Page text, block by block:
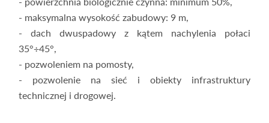
- maksymalna wysokość zabudowy: 9 m,
- dach dwuspadowy z kątem nachylenia połaci
35°÷45°,
- pozwoleniem na pomosty,
- pozwolenie na sieć i obiekty infrastruktury
technicznej i drogowej.